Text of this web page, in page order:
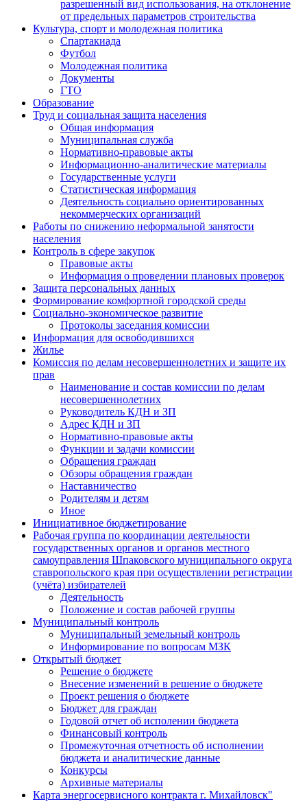
разрешенный вид использования, на отклонение
от предельных параметров строительства
Культура, спорт и молодежная политика
Спартакиада
Футбол
Молодежная политика
Документы
ГТО
Образование
Труд и социальная защита населения
Общая информация
Муниципальная служба
Нормативно-правовые акты
Информационно-аналитические материалы
Государственные услуги
Статистическая информация
Деятельность социально ориентированных
некоммерческих организаций
Работы по снижению неформальной занятости
населения
Контроль в сфере закупок
Правовые акты
Информация о проведении плановых проверок
Защита персональных данных
Формирование комфортной городской среды
Социально-экономическое развитие
Протоколы заседания комиссии
Информация для освободившихся
Жилье
Комиссия по делам несовершеннолетних и защите их
прав
Наименование и состав комиссии по делам
несовершеннолетних
Руководитель КДН и ЗП
Адрес КДН и ЗП
Нормативно-правовые акты
Функции и задачи комиссии
Обращения граждан
Обзоры обращения граждан
Наставничество
Родителям и детям
Иное
Инициативное бюджетирование
Рабочая группа по координации деятельности
государственных органов и органов местного
самоуправления Шпаковского муниципального округа
ставропольского края при осуществлении регистрации
(учёта) избирателей
Деятельность
Положение и состав рабочей группы
Муниципальный контроль
Муниципальный земельный контроль
Информирование по вопросам МЗК
Открытый бюджет
Решение о бюджете
Внесение изменений в решение о бюджете
Проект решения о бюджете
Бюджет для граждан
Годовой отчет об исполении бюджета
Финансовый контроль
Промежуточная отчетность об исполнении
бюджета и аналитические данные
Конкурсы
Архивные материалы
Карта энергосервисного контракта г. Михайловск"